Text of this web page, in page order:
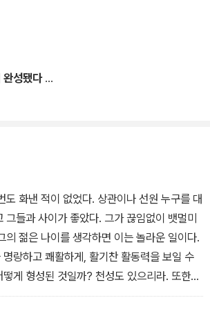
히 그려본다. 청년 다윈이 한 걸음씩 성장하
에 존재하던 모순을 해결하고 조화를 꾀하
완성됐다
도 화낸 적이 없었다. 상관이나 선원 누구를 대
그들과 사이가 좋았다. 그가 끊임없이 뱃멀미
의 젊은 나이를 생각하면 이는 놀라운 일이다.
랑하고 쾌활하게, 활기찬 활동력을 보일 수
게 형성된 것일까? 천성도 있으리라. 또한
인 분위기도 그 기초를 만드는 하나의 요소
으로는 충분하지 않다고 생각된다.